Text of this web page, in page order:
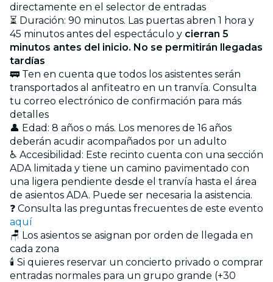
directamente en el selector de entradas
⏳ Duración: 90 minutos. Las puertas abren 1 hora y
45 minutos antes del espectáculo y cierran 5
minutos antes del inicio. No se permitirán llegadas
tardías
🚃 Ten en cuenta que todos los asistentes serán
transportados al anfiteatro en un tranvía. Consulta
tu correo electrónico de confirmación para más
detalles
👤 Edad: 8 años o más. Los menores de 16 años
deberán acudir acompañados por un adulto
♿ Accesibilidad: Este recinto cuenta con una sección
ADA limitada y tiene un camino pavimentado con
una ligera pendiente desde el tranvía hasta el área
de asientos ADA. Puede ser necesaria la asistencia.
❓ Consulta las preguntas frecuentes de este evento
aquí
🪑 Los asientos se asignan por orden de llegada en
cada zona
🕯️ Si quieres reservar un concierto privado o comprar
entradas normales para un grupo grande (+30